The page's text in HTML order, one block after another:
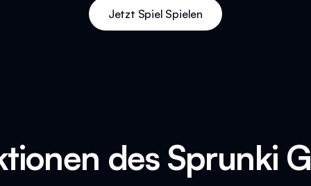
Jetzt Spiel Spielen
des Sprunki